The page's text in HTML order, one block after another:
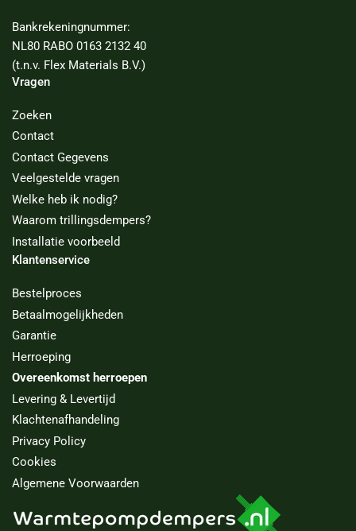
Bankrekeningnummer:
NL80 RABO 0163 2132 40
(t.n.v. Flex Materials B.V.)
Vragen
Zoeken
Contact
Contact Gegevens
Veelgestelde vragen
Welke heb ik nodig?
Waarom trillingsdempers?
Installatie voorbeeld
Klantenservice
Bestelproces
Betaalmogelijkheden
Garantie
Herroeping
Overeenkomst herroepen
Levering & Levertijd
Klachtenafhandeling
Privacy Policy
Cookies
Algemene Voorwaarden